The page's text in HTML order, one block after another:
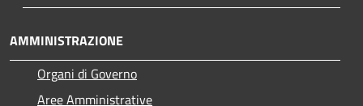
AMMINISTRAZIONE
Organi di Governo
Aree Amministrative